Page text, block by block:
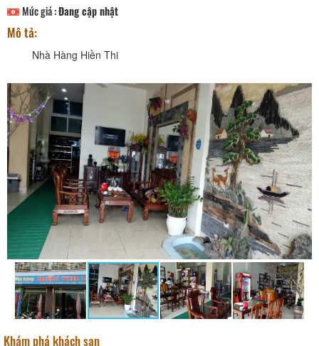
Mức giá :Đang cập nhật
Mô tả:
Nhà Hàng Hiền Thi
Khám phá khách sạn